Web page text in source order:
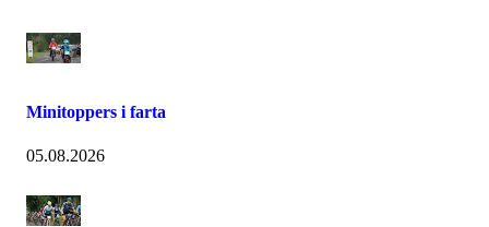
Minitoppers i farta
05.08.2026